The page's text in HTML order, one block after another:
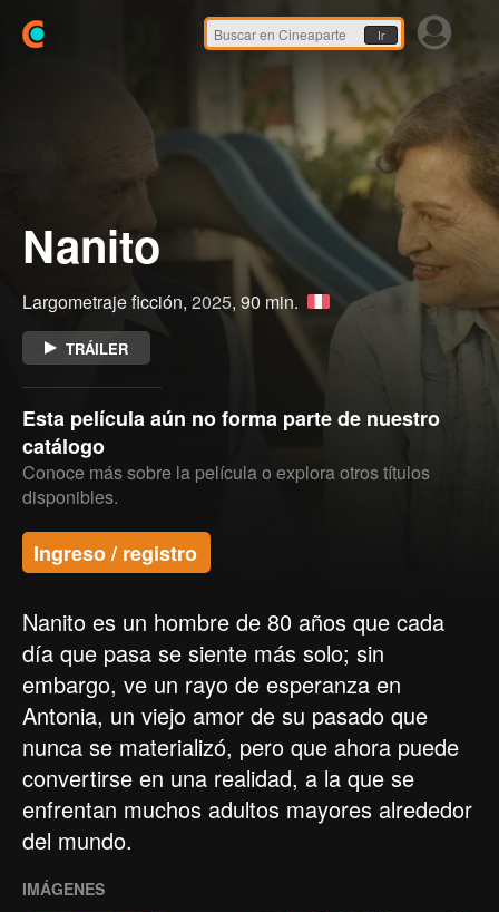
Ir
Nanito
Largometraje ficción, 2025, 90 min.
TRÁILER
Esta película aún no forma parte de nuestro
catálogo
Conoce más sobre la película o explora otros títulos
disponibles.
Ingreso / registro
Nanito es un hombre de 80 años que cada
día que pasa se siente más solo; sin
embargo, ve un rayo de esperanza en
Antonia, un viejo amor de su pasado que
nunca se materializó, pero que ahora puede
convertirse en una realidad, a la que se
enfrentan muchos adultos mayores alrededor
del mundo.
IMÁGENES